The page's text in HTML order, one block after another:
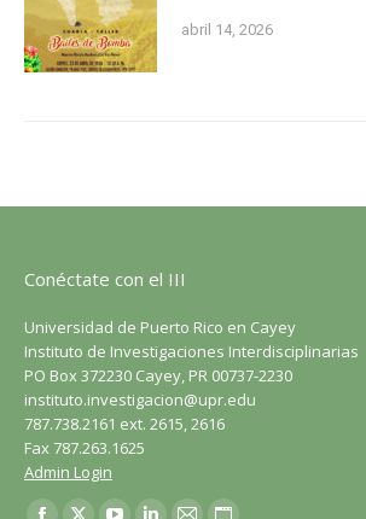
abril 14, 2026
Conéctate con el III
Universidad de Puerto Rico en Cayey
Instituto de Investigaciones Interdisciplinarias
PO Box 372230 Cayey, PR 00737-2230
instituto.investigacion@upr.edu
787.738.2161 ext. 2615, 2616
Fax 787.263.1625
Admin Login
Encuéntranos en: